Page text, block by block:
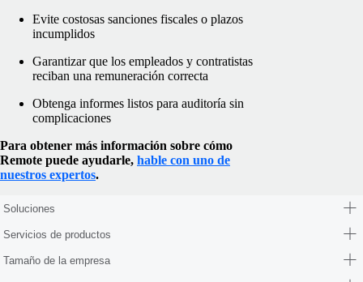
Evite costosas sanciones fiscales o plazos
incumplidos
Garantizar que los empleados y contratistas
reciban una remuneración correcta
Obtenga informes listos para auditoría sin
complicaciones
Para obtener más información sobre cómo
Remote puede ayudarle, hable con uno de
nuestros expertos.
Soluciones
Servicios de productos
Tamaño de la empresa